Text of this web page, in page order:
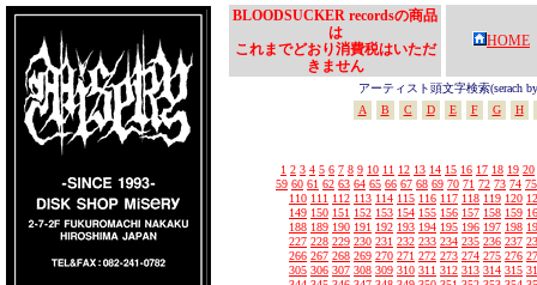
BLOODSUCKER recordsの商品
は
これまでどおり消費税はいただ
きません
HOME
アーティスト頭文字検索(serach
A
B C D E F G H
1 2 3 4 5 6 7 8 9 10 11 12 13 14 15 16 17 18 19 20
59 60 61 62 63 64 65 66 67 68 69 70 71 72 73 74 75
110 111 112 113 114 115 116 117 118 119 120
149 150 151 152 153 154 155 156 157 158 159
188 189 190 191 192 193 194 195 196 197 198
227 228 229 230 231 232 233 234 235 236 237
266 267 268 269 270 271 272 273 274 275 276
305 306 307 308 309 310 311 312 313 314 315